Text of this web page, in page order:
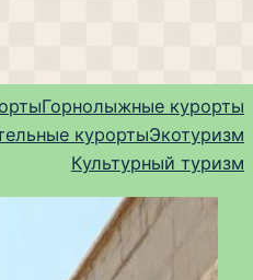
Горнолыжные курорты
курортыЭкотуризм
Культурный туризм